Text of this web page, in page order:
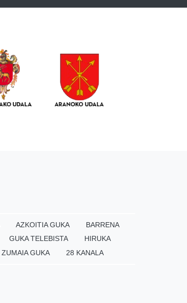
AZKOITIA GUKA
BARRENA
GUKA TELEBISTA
HIRUKA
ZUMAIA GUKA 28 KANALA